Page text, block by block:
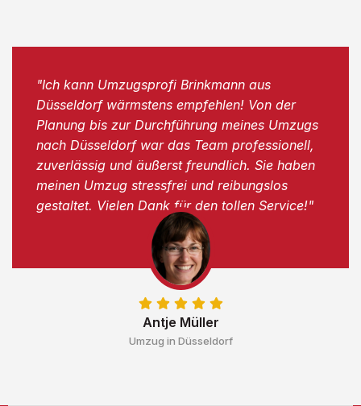
Antje Müller
Umzug in Düsseldorf
"Ich kann Umzugsprofi Brinkmann aus
Düsseldorf wärmstens empfehlen! Von der
Planung bis zur Durchführung meines Umzugs
nach Düsseldorf war das Team professionell,
zuverlässig und äußerst freundlich. Sie haben
meinen Umzug stressfrei und reibungslos
gestaltet. Vielen Dank für den tollen Service!"